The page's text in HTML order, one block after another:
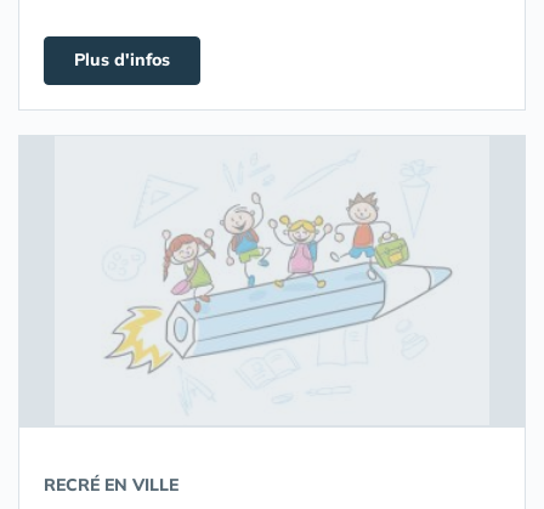
Plus d'infos
RECRÉ EN VILLE